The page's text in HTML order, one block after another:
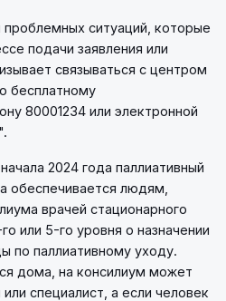
проблемных ситуаций, которые
подачи заявления или
связываться с центром
бесплатному
80001234 или электронной
".
2024 года паллиативный
обеспечивается людям,
врачей стационарного
или 5-го уровня о назначении
по паллиативному уходу.
дома, на консилиум может
специалист, а если человек